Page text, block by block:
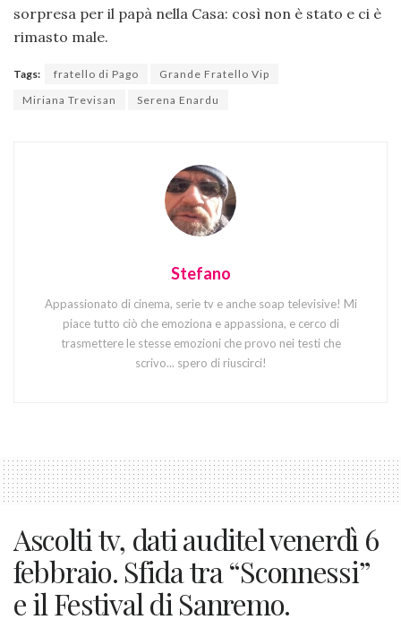
sorpresa per il papà nella Casa: così non è stato e ci è
rimasto male.
Tags: fratello di Pago
Grande Fratello Vip
Miriana Trevisan
Serena Enardu
Stefano
Appassionato di cinema, serie tv e anche soap televisive! Mi
piace tutto ciò che emoziona e appassiona, e cerco di
trasmettere le stesse emozioni che provo nei testi che
scrivo... spero di riuscirci!
Ascolti tv, dati auditel venerdì 6
febbraio. Sfida tra “Sconnessi”
e il Festival di Sanremo.